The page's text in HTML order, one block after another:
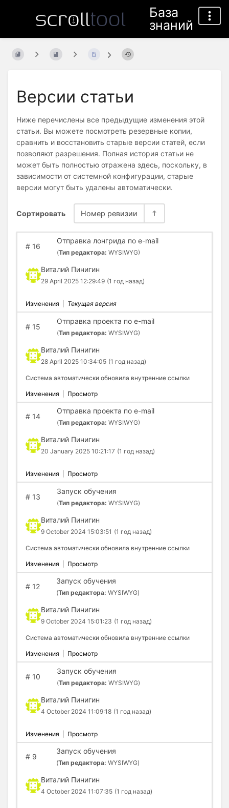
База
знаний
Версии статьи
Ниже перечислены все предыдущие изменения этой
статьи. Вы можете посмотреть резервные копии,
сравнить и восстановить старые версии статей, если
позволяют разрешения. Полная история статьи не
может быть полностью отражена здесь, поскольку, в
зависимости от системной конфигурации, старые
версии могут быть удалены автоматически.
Сортировать Номер ревизии
#16
Отправка лонгрида по e-mail
(Тип редактора: WYSIWYG)
Виталий Пинигин
29 April 2025 12:29:49 (1 год назад)
Изменения Текущая версия
#15
Отправка проекта по e-mail
(Тип редактора: WYSIWYG)
Виталий Пинигин
28 April 2025 10:34:05 (1 год назад)
Система автоматически обновила внутренние ссылки
Изменения Просмотр
#14
Отправка проекта по e-mail
(Тип редактора: WYSIWYG)
Виталий Пинигин
20 January 2025 10:21:17 (1 год назад)
Изменения Просмотр
#13
Запуск обучения
(Тип редактора: WYSIWYG)
Виталий Пинигин
9 October 2024 15:03:51 (1 год назад)
Система автоматически обновила внутренние ссылки
Изменения Просмотр
#12
Запуск обучения
(Тип редактора: WYSIWYG)
Виталий Пинигин
9 October 2024 15:01:23 (1 год назад)
Система автоматически обновила внутренние ссылки
Изменения Просмотр
#10
Запуск обучения
(Тип редактора: WYSIWYG)
Виталий Пинигин
4 October 2024 11:09:18 (1 год назад)
Изменения Просмотр
#9
Запуск обучения
(Тип редактора: WYSIWYG)
Виталий Пинигин
4 October 2024 11:07:35 (1 год назад)